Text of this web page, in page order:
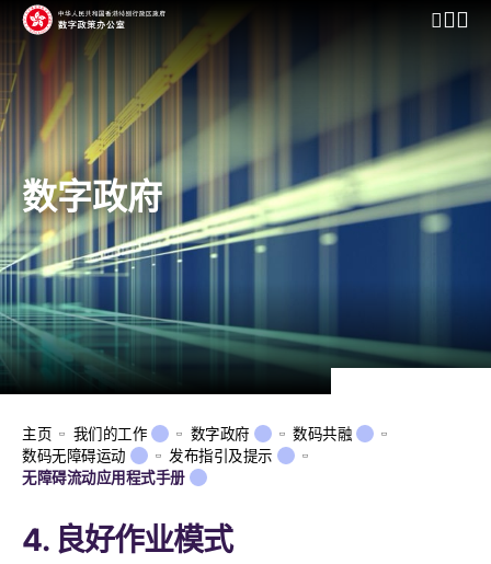
开启行
数字政府
主页 我们的工作 数字政府
数码共融
数码无障碍运动
发布指引及提示
无障碍流动应用程式手册
4. 良好作业模式